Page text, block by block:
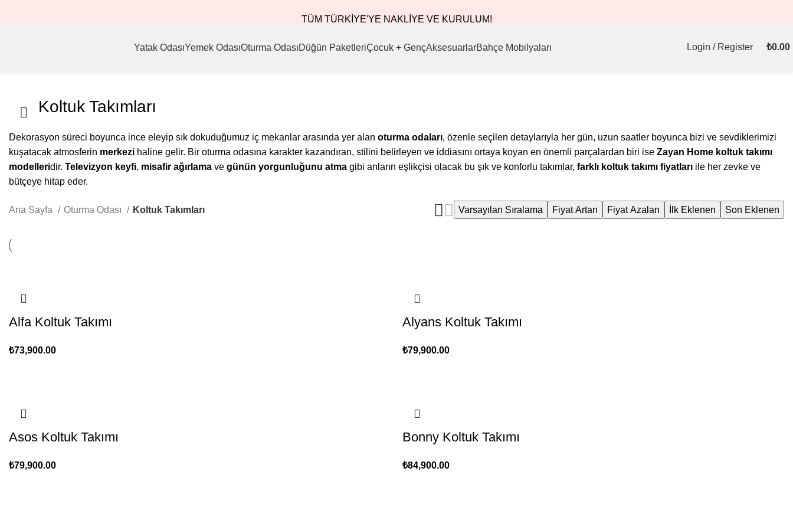
TÜM TÜRKİYE'YE NAKLİYE VE KURULUM!
Yatak OdasıYemek OdasıOturma OdasıDüğün PaketleriÇocuk + GençAksesuarlarBahçe Mobilyaları Login / Register ₺0.00
Koltuk Takımları
Dekorasyon süreci boyunca ince eleyip sık dokuduğumuz iç mekanlar arasında yer alan oturma odaları, özenle seçilen detaylarıyla her gün, uzun saatler boyunca bizi ve sevdiklerimizi
kuşatacak atmosferin merkezi haline gelir. Bir oturma odasına karakter kazandıran, stilini belirleyen ve iddiasını ortaya koyan en önemli parçalardan biri ise Zayan Home koltuk takımı
modelleridir. Televizyon keyfi, misafir ağırlama ve günün yorgunluğunu atma gibi anların eşlikçisi olacak bu şık ve konforlu takımlar, farklı koltuk takımı fiyatları ile her zevke ve
bütçeye hitap eder.
Ana Sayfa Oturma Odası Koltuk Takımları Varsayılan Sıralama Fiyat Artan Fiyat Azalan İlk Eklenen Son Eklenen
Alfa Koltuk Takımı
₺73,900.00
Alyans Koltuk Takımı
₺79,900.00
Asos Koltuk Takımı
₺79,900.00
Bonny Koltuk Takımı
₺84,900.00